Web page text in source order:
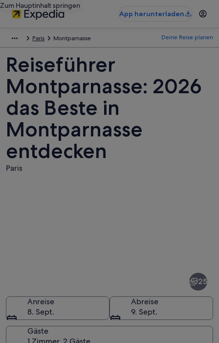
Zum Hauptinhalt springen
App herunterladen
Paris Montparnasse Deine Reise planen
Reiseführer
Montparnasse: 2026
das Beste in
Montparnasse
entdecken
Paris
25
Anreise
8. Sept.
Abreise
9. Sept.
Gäste